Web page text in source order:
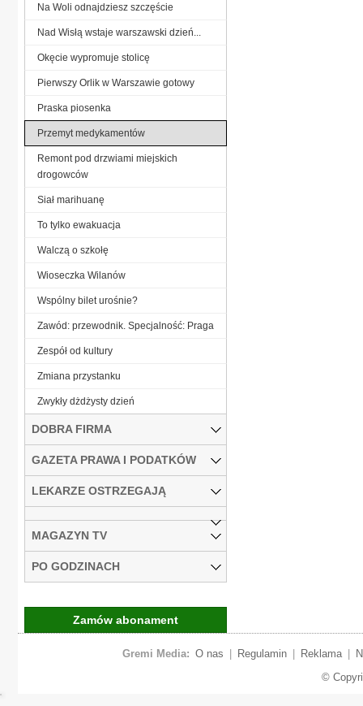
Na Woli odnajdziesz szczęście
Nad Wisłą wstaje warszawski dzień...
Okęcie wypromuje stolicę
Pierwszy Orlik w Warszawie gotowy
Praska piosenka
Przemyt medykamentów
Remont pod drzwiami miejskich
drogowców
Siał marihuanę
To tylko ewakuacja
Walczą o szkołę
Wioseczka Wilanów
Wspólny bilet urośnie?
Zawód: przewodnik. Specjalność: Praga
Zespół od kultury
Zmiana przystanku
Zwykły dżdżysty dzień
DOBRA FIRMA
GAZETA PRAWA I PODATKÓW
LEKARZE OSTRZEGAJĄ
MAGAZYN TV
PO GODZINACH
Zamów abonament
Gremi Media: O nas Regulamin Reklama
©